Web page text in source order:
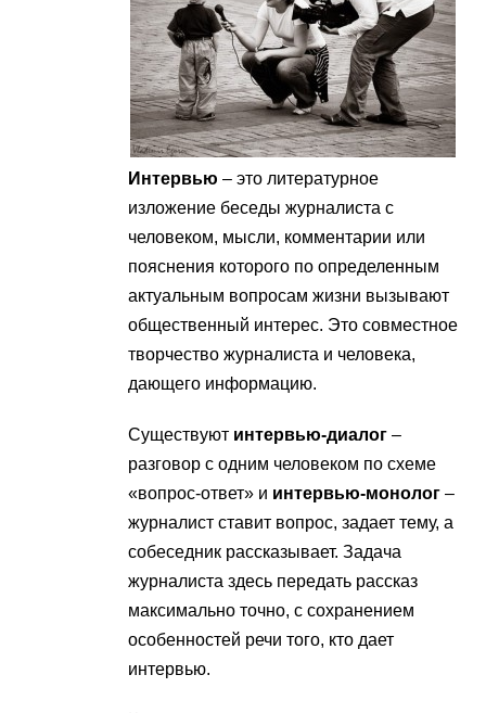
Интервью – это литературное
изложение беседы журналиста с
человеком, мысли, комментарии или
пояснения которого по определенным
актуальным вопросам жизни вызывают
общественный интерес. Это совместное
творчество журналиста и человека,
дающего информацию.
Существуют интервью-диалог –
разговор с одним человеком по схеме
«вопрос-ответ» и интервью-монолог –
журналист ставит вопрос, задает тему, а
собеседник рассказывает. Задача
журналиста здесь передать рассказ
максимально точно, с сохранением
особенностей речи того, кто дает
интервью.